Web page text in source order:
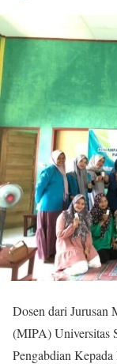
Dosen dari Jurusan
(MIPA) Universitas
Pengabdian